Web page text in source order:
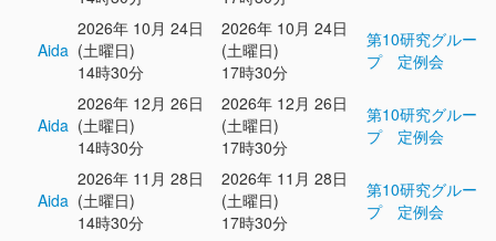
Aida
2026年 10月 24日
(土曜日)
14時30分
2026年 10月 24日
(土曜日)
17時30分
第10研究グルー
プ 定例会
Aida
2026年 12月 26日
(土曜日)
14時30分
2026年 12月 26日
(土曜日)
17時30分
第10研究グルー
プ 定例会
Aida
2026年 11月 28日
(土曜日)
14時30分
2026年 11月 28日
(土曜日)
17時30分
第10研究グルー
プ 定例会